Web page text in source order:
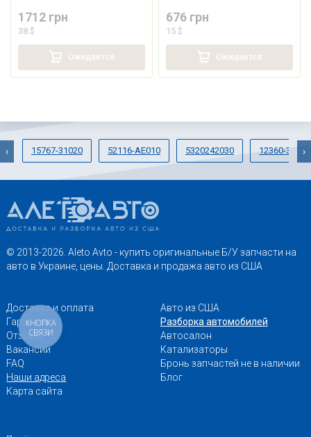
1712 грн
38 $
Ожидается
676 грн
15 $
Ожидается
15767-31020 52116-AE010 5320242030 12360-31011
‹ ›
© 2013-2026. Aleto Avto - купить оригинальные Б/У запчасти на
авто в Украине, цены. Доставка и продажа авто из США
Доставка и оплата
Гарантии
Отзывы
Вакансии
FAQ
Наши адреса
Карта сайта
Авто из США
Разборка автомобилей
Автосалон
Катализаторы
Бронь запчастей не в наличии
Блог
КНОПКА
СВЯЗИ